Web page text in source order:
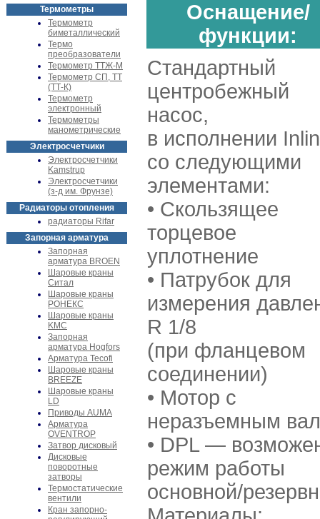
Термометры
Термометр
биметаллический
Термо
преобразователи
Термометр ТТЖ-М
Термометр СП, ТТ
(ТТ-К)
Термометр
электронный
Термометры
манометрические
Электросчетчики
Электросчетчики
Kamstrup
Электросчетчики
(з-д им. Фрунзе)
Радиаторы отопления
радиаторы Rifar
Запорная арматура
Запорная
арматура BROEN
Шаровые краны
Ситал
Шаровые краны
РОНЕКС
Шаровые краны
KMC
Запорная
арматура Hogfors
Арматура Tecofi
Шаровые краны
BREEZE
Шаровые краны
LD
Приводы AUMA
Арматура
OVENTROP
Затвор дисковый
Дисковые
поворотные
затворы
Термостатические
вентили
Кран запорно-
Оснащение/
функции:
Стандартный
центробежный
насос,
в исполнении
со следующими
элементами:
• Скользящее
торцевое
уплотнение
• Патрубок для
измерения
R 1/8
(при фланцевом
соединении)
• Мотор с
неразъемным
• DPL —
режим работы
основной/